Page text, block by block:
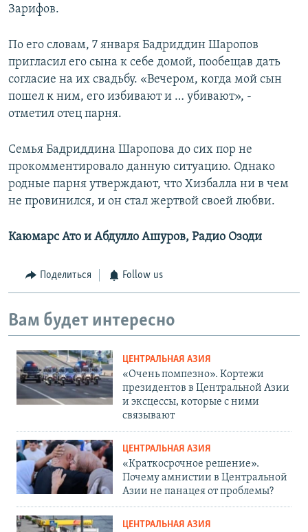
Зарифов.
По его словам, 7 января Бадриддин Шаропов
пригласил его сына к себе домой, пообещав дать
согласие на их свадьбу. «Вечером, когда мой сын
пошел к ним, его избивают и … убивают», -
отметил отец парня.
Семья Бадриддина Шаропова до сих пор не
прокомментировало данную ситуацию. Однако
родные парня утверждают, что Хизбалла ни в чем
не провинился, и он стал жертвой своей любви.
Каюмарс Ато и Абдулло Ашуров, Радио Озоди
Поделиться Follow us
Вам будет интересно
ЦЕНТРАЛЬНАЯ АЗИЯ
«Очень помпезно». Кортежи
президентов в Центральной Азии
и эксцессы, которые с ними
связывают
ЦЕНТРАЛЬНАЯ АЗИЯ
«Краткосрочное решение».
Почему амнистии в Центральной
Азии не панацея от проблемы?
ЦЕНТРАЛЬНАЯ АЗИЯ